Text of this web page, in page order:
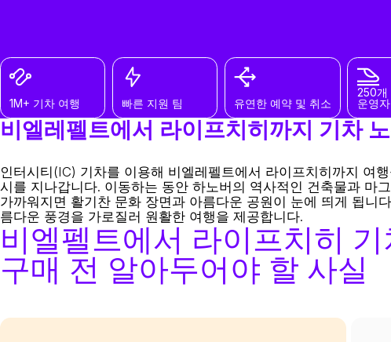
1M+ 기차 여행 빠른 지원 팀 유연한 예약 및 취소
250개
운영자
비엘레펠트에서 라이프치히까지 기차
인터시티(IC) 기차를 이용해 비엘레펠트에서 라이프치히까지 여
시를 지나갑니다. 이동하는 동안 하노버의 역사적인 건축물과 마
가까워지면 활기찬 문화 장면과 아름다운 공원이 눈에 띄게 됩니
름다운 풍경을 가로질러 원활한 여행을 제공합니다.
비엘펠트에서 라이프치히 기
구매 전 알아두어야 할 사실